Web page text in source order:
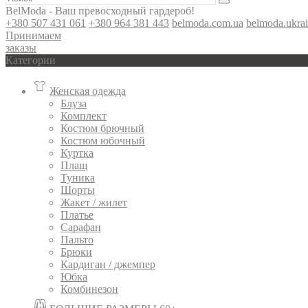
BelModa - Ваш превосходный гардероб!
+380 507 431 061 +380 964 381 443 belmoda.com.ua
Принимаем
заказы
Категории
Женская одежда
Блуза
Комплект
Костюм брючный
Костюм юбочный
Куртка
Плащ
Туника
Шорты
Жакет / жилет
Платье
Сарафан
Пальто
Брюки
Кардиган / джемпер
Юбка
Комбинезон